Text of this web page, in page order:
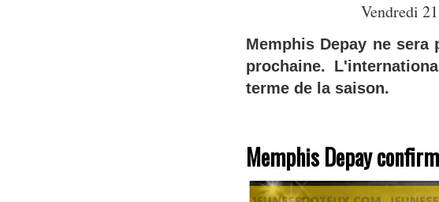
Vendredi
Memphis Depay ne
prochaine.
terme de la saison.
Memphis Depay